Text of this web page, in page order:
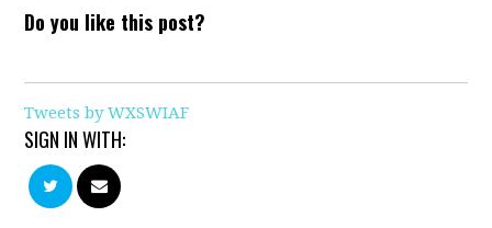
Do you like this post?
Tweets by WXSWIAF
SIGN IN WITH: